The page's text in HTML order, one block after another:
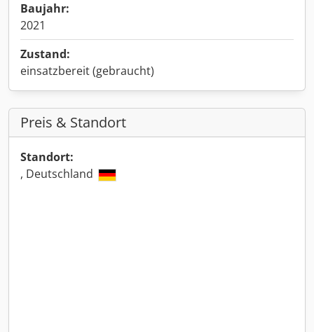
Baujahr:
2021
Zustand:
einsatzbereit (gebraucht)
Preis & Standort
Standort:
, Deutschland